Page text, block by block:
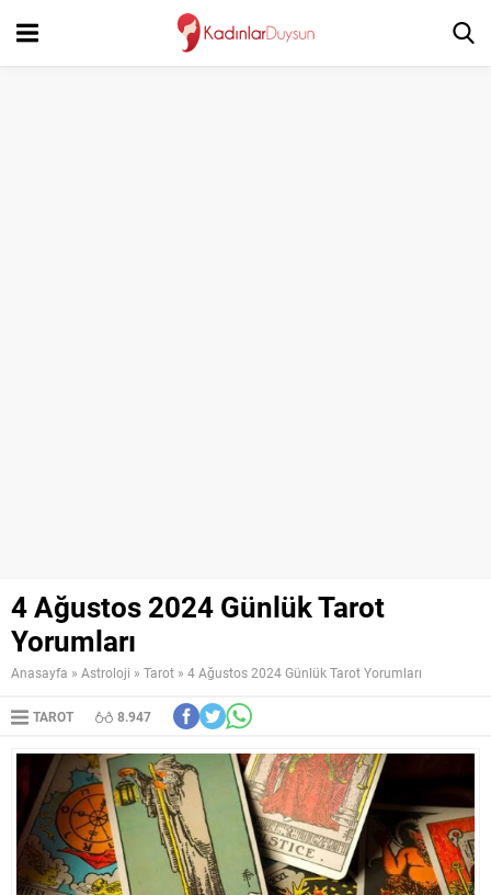
4 Ağustos 2024 Günlük Tarot
Yorumları
Anasayfa » Astroloji » Tarot » 4 Ağustos 2024 Günlük Tarot Yorumları
TAROT 8.947